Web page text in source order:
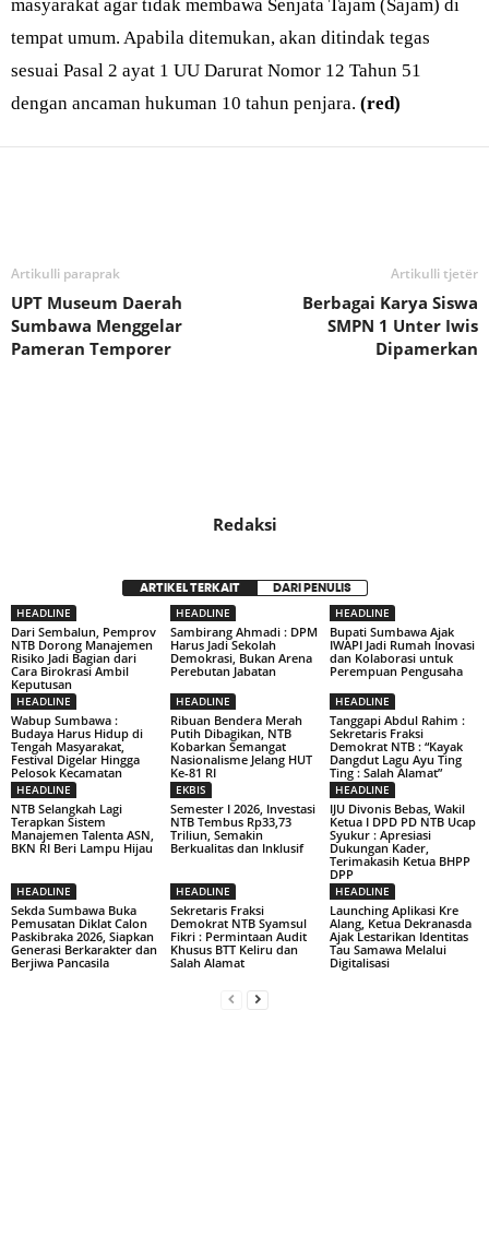
masyarakat agar tidak membawa Senjata Tajam (Sajam) di
tempat umum. Apabila ditemukan, akan ditindak tegas
sesuai Pasal 2 ayat 1 UU Darurat Nomor 12 Tahun 51
dengan ancaman hukuman 10 tahun penjara. (red)
Artikulli paraprak
UPT Museum Daerah
Sumbawa Menggelar
Pameran Temporer
Artikulli tjetër
Berbagai Karya Siswa
SMPN 1 Unter Iwis
Dipamerkan
Redaksi
ARTIKEL TERKAIT DARI PENULIS
HEADLINE
Dari Sembalun, Pemprov
NTB Dorong Manajemen
Risiko Jadi Bagian dari
Cara Birokrasi Ambil
Keputusan
HEADLINE
Sambirang Ahmadi : DPM
Harus Jadi Sekolah
Demokrasi, Bukan Arena
Perebutan Jabatan
HEADLINE
Bupati Sumbawa Ajak
IWAPI Jadi Rumah Inovasi
dan Kolaborasi untuk
Perempuan Pengusaha
HEADLINE
Wabup Sumbawa :
Budaya Harus Hidup di
Tengah Masyarakat,
Festival Digelar Hingga
Pelosok Kecamatan
HEADLINE
Ribuan Bendera Merah
Putih Dibagikan, NTB
Kobarkan Semangat
Nasionalisme Jelang HUT
Ke-81 RI
HEADLINE
Tanggapi Abdul Rahim :
Sekretaris Fraksi
Demokrat NTB : “Kayak
Dangdut Lagu Ayu Ting
Ting : Salah Alamat”
HEADLINE
NTB Selangkah Lagi
Terapkan Sistem
Manajemen Talenta ASN,
BKN RI Beri Lampu Hijau
EKBIS
Semester I 2026, Investasi
NTB Tembus Rp33,73
Triliun, Semakin
Berkualitas dan Inklusif
HEADLINE
IJU Divonis Bebas, Wakil
Ketua I DPD PD NTB Ucap
Syukur : Apresiasi
Dukungan Kader,
Terimakasih Ketua BHPP
DPP
HEADLINE
Sekda Sumbawa Buka
Pemusatan Diklat Calon
Paskibraka 2026, Siapkan
Generasi Berkarakter dan
Berjiwa Pancasila
HEADLINE
Sekretaris Fraksi
Demokrat NTB Syamsul
Fikri : Permintaan Audit
Khusus BTT Keliru dan
Salah Alamat
HEADLINE
Launching Aplikasi Kre
Alang, Ketua Dekranasda
Ajak Lestarikan Identitas
Tau Samawa Melalui
Digitalisasi